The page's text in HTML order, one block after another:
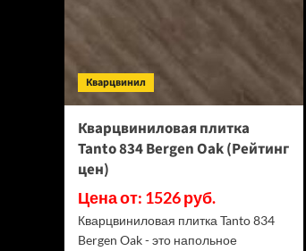
Кварцвинил
Кварцвиниловая плитка
Tanto 834 Bergen Oak (Рейтинг
цен)
Цена от: 1526 руб.
Кварцвиниловая плитка Tanto 834
Bergen Oak - это напольное